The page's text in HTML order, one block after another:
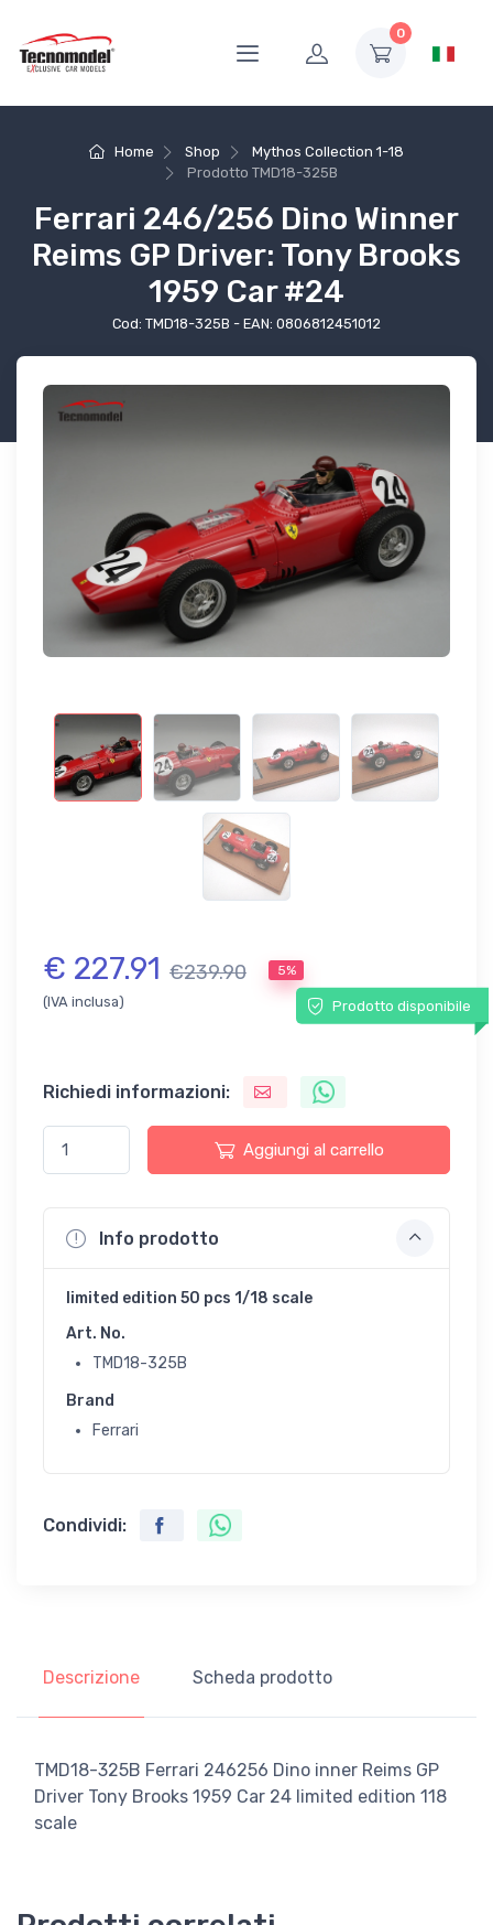
0
Home Shop
Mythos Collection 1-18
Prodotto TMD18-325B
Ferrari 246/256 Dino Winner
Reims GP Driver: Tony Brooks
1959 Car #24
Cod: TMD18-325B - EAN: 0806812451012
€ 227.91 €239.90 5%
(IVA inclusa) Prodotto disponibile
Richiedi informazioni:
Aggiungi al carrello
Info prodotto
limited edition 50 pcs 1/18 scale
Art. No.
TMD18-325B
Brand
Ferrari
Condividi:
Descrizione Scheda prodotto
TMD18-325B Ferrari 246256 Dino inner Reims GP
Driver Tony Brooks 1959 Car 24 limited edition 118
scale